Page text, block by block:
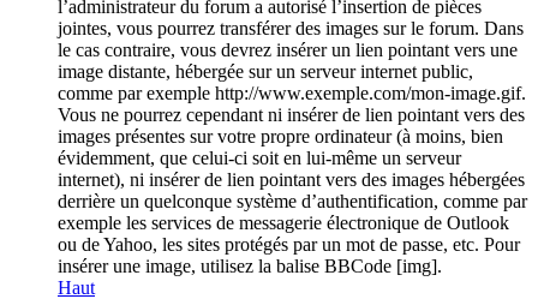
l’administrateur du forum a autorisé l’insertion de pièces
jointes, vous pourrez transférer des images sur le forum. Dans
le cas contraire, vous devrez insérer un lien pointant vers une
image distante, hébergée sur un serveur internet public,
comme par exemple http://www.exemple.com/mon-image.gif.
Vous ne pourrez cependant ni insérer de lien pointant vers des
images présentes sur votre propre ordinateur (à moins, bien
évidemment, que celui-ci soit en lui-même un serveur
internet), ni insérer de lien pointant vers des images hébergées
derrière un quelconque système d’authentification, comme par
exemple les services de messagerie électronique de Outlook
ou de Yahoo, les sites protégés par un mot de passe, etc. Pour
insérer une image, utilisez la balise BBCode [img].
Haut